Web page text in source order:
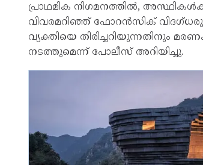
പ്രാഥമിക നിഗമനത്തിൽ,
വിവരമറിഞ്ഞ് ഫോറൻസിക്
വ്യക്തിയെ തിരിച്ചറിയുന്നതിനും
നടത്തുമെന്ന് പോലീസ് അറിയിച്ചു.